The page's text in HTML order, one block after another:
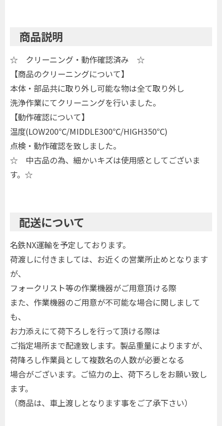
商品説明
☆ クリーニング・動作確認済み ☆
【商品のクリーニングについて】
本体・部品共に取り外し可能な物は全て取り外し
洗浄作業にてクリーニングを行いました。
【動作確認について】
温度(LOW200℃/MIDDLE300℃/HIGH350℃)
点検・動作確認を致しました。
☆ 中古品の為、細かいキズは使用感としてございま
す。☆
配送について
名鉄NX運輸を予定しております。
荷渡しに付きましては、お近くの営業所止めとなります
が、
フォークリスト等の作業機器がご用意頂ける際
また、作業機器のご用意が不可能な場合に関しまして
も、
お力添えにて荷下ろしを行って頂ける際は
ご指定場所まで配達致します。製品重量によりますが、
荷降ろし作業員として複数名の人数が必要となる
場合がございます。ご協力の上、荷下ろしをお願い致し
ます。
（商品は、車上渡しとなります事をご了承下さい）